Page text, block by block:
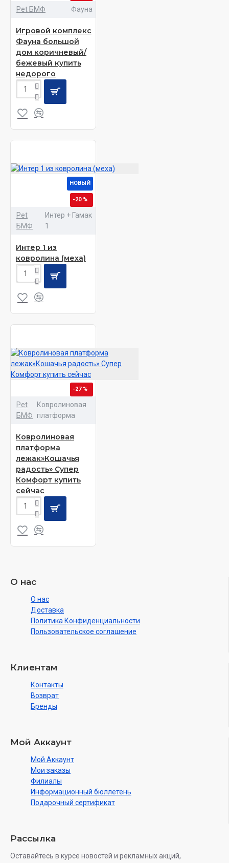
Pet БМФ Фауна
Игровой комплекс
Фауна большой
дом коричневый/
бежевый купить
недорого
НОВЫЙ
-20 %
Pet
БМФ
Интер + Гамак
1
Интер 1 из
ковролина (меха)
-27 %
Pet
БМФ
Ковролиновая
платформа
Ковролиновая
платформа
лежак»Кошачья
радость» Супер
Комфорт купить
сейчас
О нас
О нас
Доставка
Политика Конфиденциальности
Пользовательское соглашение
Клиентам
Контакты
Возврат
Бренды
Мой Аккаунт
Мой Аккаунт
Мои заказы
Филиалы
Информационный бюллетень
Подарочный сертификат
Рассылка
Оставайтесь в курсе новостей и рекламных акций,